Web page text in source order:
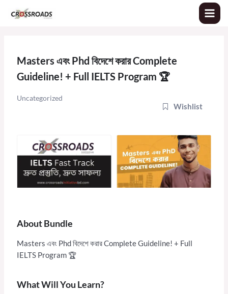
Masters এবং Phd বিদেশে করার Complete
Guideline! + Full IELTS Program 🏆
Uncategorized
Wishlist
About Bundle
Masters এবং Phd বিদেশে করার Complete Guideline! + Full
IELTS Program 🏆
What Will You Learn?